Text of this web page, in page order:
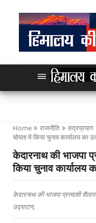
Home राजनीति रुद्रप्रयाग
चोपता मे किया चुनाव कार्यालय का
केदारनाथ की भाजपा
किया चुनाव कार्यालय
केदारनाथ की भाजपा प्रत्याशी
उद्घाटन,